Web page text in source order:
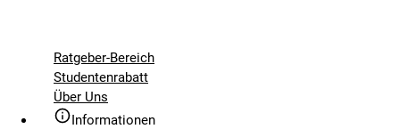
Ratgeber-Bereich
Studentenrabatt
Über Uns
Informationen